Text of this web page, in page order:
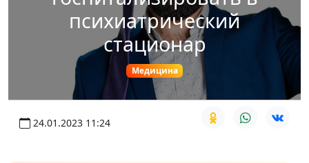
психиатрический
стационар
Медицина
24.01.2023 11:24